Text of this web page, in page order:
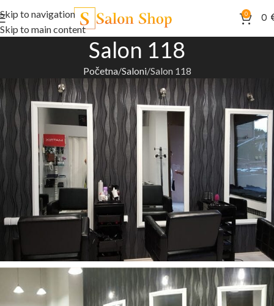
Skip to navigation
Skip to main content
0 0
Salon 118
Početna Saloni Salon 118